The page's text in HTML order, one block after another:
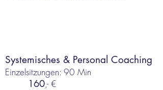
Systemisches & Personal Coaching
Einzelsitzungen: 90 Min
160,- €